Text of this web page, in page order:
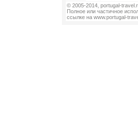
© 2005-2014, portugal-
Полное или частичное
ссылке на www.portugal-